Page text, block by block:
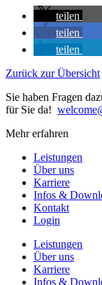
teilen
teilen
teilen
Zurück zur Übersicht
Sie haben Fragen
für Sie da!
Mehr erfahren
Leistungen
Über uns
Karriere
Infos &
Kontakt
Login
Leistungen
Über uns
Karriere
Infos &